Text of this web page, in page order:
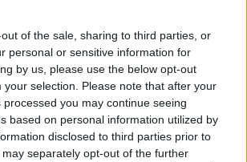
of the sale, sharing to third parties, or
personal or sensitive information for
by us, please use the below opt-out
your selection. Please note that after your
you may continue seeing
based on personal information utilized by
disclosed to third parties prior to
separately opt-out of the further
DEL EQUIPO SÃO BENTO ACADEMY
ESPAÑA
y desde que esta web recoge los datos
y dónde se televisan los partidos deFútbol
enEspaña, que fue el02/09/2021, podemos